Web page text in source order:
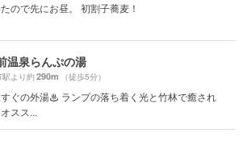
ので先にお昼。 初割子蕎麦！
温泉らんぷの湯
駅より約290m （徒歩5分）
ぐの外湯♨ ランプの落ち着く光と竹林で癒され
スス...